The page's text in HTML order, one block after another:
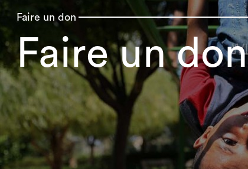
Faire un don
Faire un don